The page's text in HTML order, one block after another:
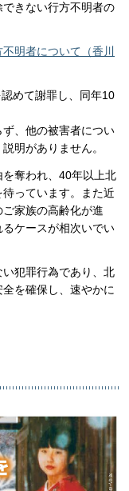
きない行方不明者の
明者について（香川
めて謝罪し、同年10
、他の被害者につい
明がありません。
奪われ、40年以上北
っています。また近
家族の高齢化が進
ケースが相次いでい
犯罪行為であり、北
を確保し、速やかに